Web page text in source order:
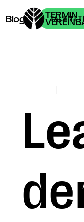
Headhunter |
Blog TERMIN
|